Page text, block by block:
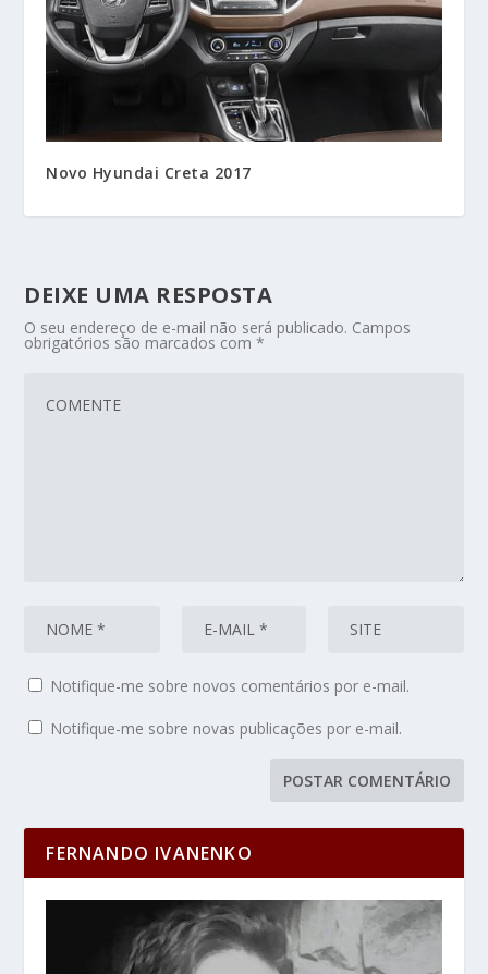
Novo Hyundai Creta 2017
DEIXE UMA RESPOSTA
O seu endereço de e-mail não será publicado. Campos
obrigatórios são marcados com*
Notifique-me sobre novos comentários por e-mail.
Notifique-me sobre novas publicações por e-mail.
FERNANDO IVANENKO